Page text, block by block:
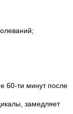
60-ти минут после
замедляет